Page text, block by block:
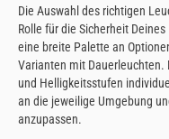
Die Auswahl des richtigen
Rolle für die Sicherheit
eine breite Palette an
Varianten mit
und Helligkeitsstufen
an die jeweilige Umgebung
anzupassen.